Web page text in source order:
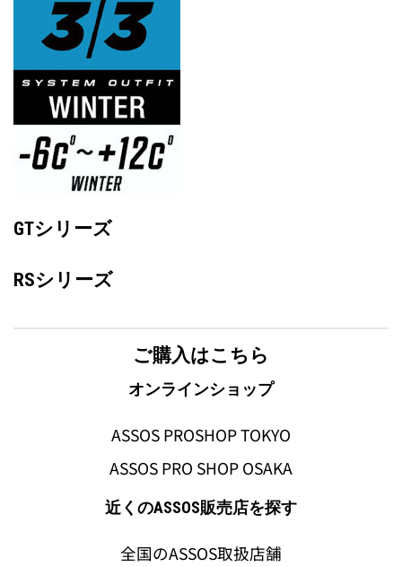
GTシリーズ
RSシリーズ
ご購入はこちら
オンラインショップ
ASSOS PROSHOP TOKYO
ASSOS PRO SHOP OSAKA
近くのASSOS販売店を探す
全国のASSOS取扱店舗